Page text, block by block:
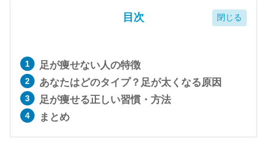
目次
足が痩せない人の特徴
あなたはどのタイプ？足が太くなる原因
足が痩せる正しい習慣・方法
まとめ